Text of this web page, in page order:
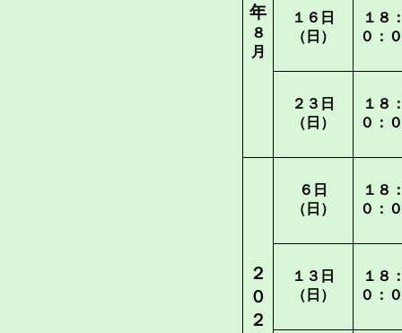
年
８
月
１６日
（日）
１８
０：
２３日
（日）
１８
０：
２
０
２
６日
（日）
１８
０：
１３日
（日）
１８
０：